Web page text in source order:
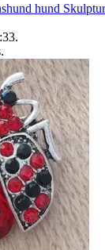
hund
.
.